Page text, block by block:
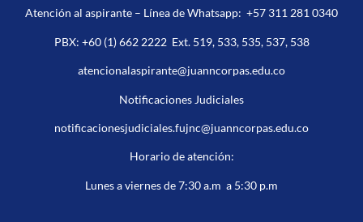
Atención al aspirante – Línea de Whatsapp: +57 311 281 0340
PBX: +60 (1) 662 2222Ext. 519, 533, 535, 537, 538
atencionalaspirante@juanncorpas.edu.co
Notificaciones Judiciales
notificacionesjudiciales.fujnc@juanncorpas.edu.co
Horario de atención:
Lunes a viernes de 7:30 a.m a 5:30 p.m